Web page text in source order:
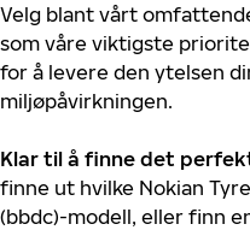
Velg blant vårt
som våre viktigste
for å levere den ytelsen
miljøpåvirkningen.
Klar til å finne det
finne ut hvilke Nokian
(bbdc)-modell, eller finn